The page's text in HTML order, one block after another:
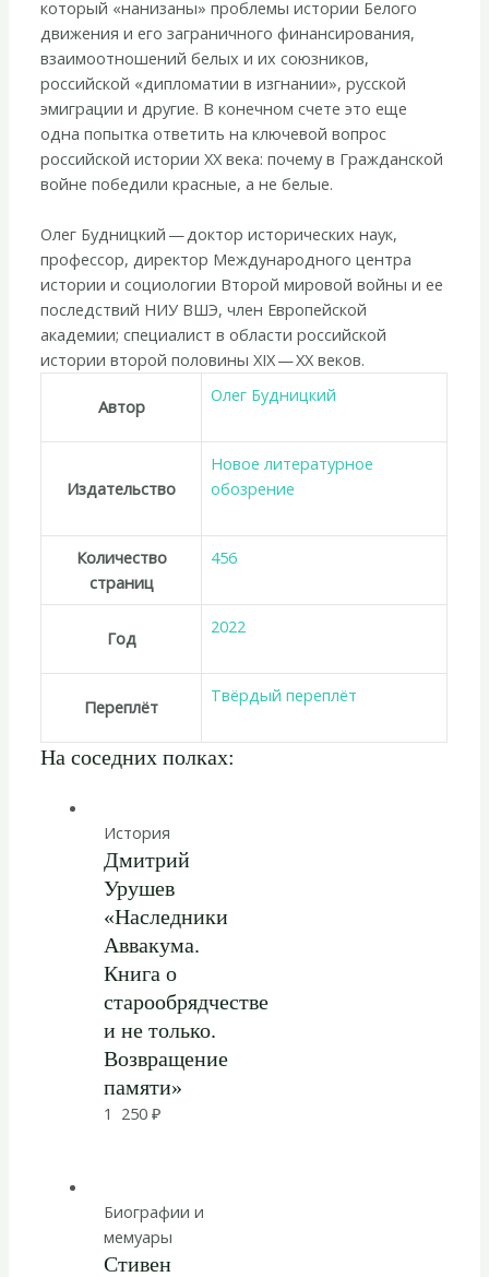
который «нанизаны» проблемы истории Белого
движения и его заграничного финансирования,
взаимоотношений белых и их союзников,
российской «дипломатии в изгнании», русской
эмиграции и другие. В конечном счете это еще
одна попытка ответить на ключевой вопрос
российской истории ХХ века: почему в Гражданской
войне победили красные, а не белые.
Олег Будницкий — доктор исторических наук,
профессор, директор Международного центра
истории и социологии Второй мировой войны и ее
последствий НИУ ВШЭ, член Европейской
академии; специалист в области российской
истории второй половины XIX — XX веков.
Автор
Олег Будницкий
Издательство
Новое литературное
обозрение
Количество
страниц
456
Год
2022
Переплёт
Твёрдый переплёт
На соседних полках:
История
Дмитрий
Урушев
«Наследники
Аввакума.
Книга о
старообрядчестве
и не только.
Возвращение
памяти»
1 250₽
Биографии и
мемуары
Стивен